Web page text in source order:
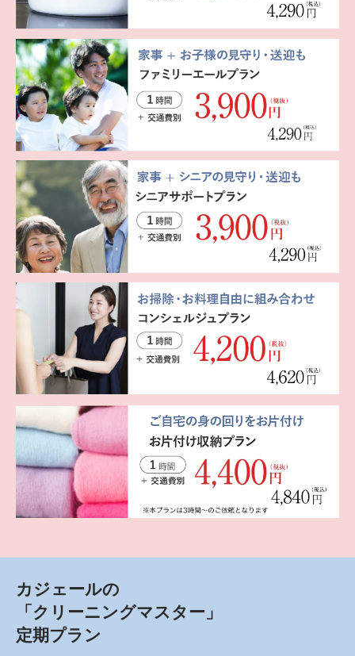
カジェールの
「クリーニングマスター」
定期プラン